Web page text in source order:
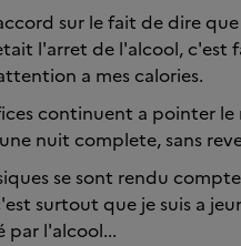
sur le fait de dire
l'arret de l'alcool, c'est
a mes calories.
continuent a pointer
nuit complete, sans
se sont rendu
surtout que je suis a
par l'alcool...